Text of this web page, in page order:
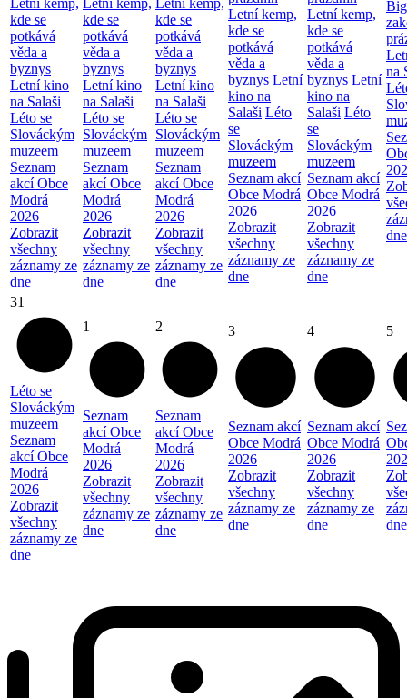
kde se
potkává
věda a
byznys
Letní kino
na Salaši
Léto se
Slováckým
muzeem
Seznam
akcí Obce
Modrá
2026
Zobrazit
všechny
záznamy ze
dne
kde se
potkává
věda a
byznys
Letní kino
na Salaši
Léto se
Slováckým
muzeem
Seznam
akcí Obce
Modrá
2026
Zobrazit
všechny
záznamy ze
dne
kde se
potkává
věda a
byznys
Letní kino
na Salaši
Léto se
Slováckým
muzeem
Seznam
akcí Obce
Modrá
2026
Zobrazit
všechny
záznamy ze
dne
Letní kemp,
kde se
potkává
věda a
byznys Letní
kino na
Salaši Léto
se
Slováckým
muzeem
Seznam akcí
Obce Modrá
2026
Zobrazit
všechny
záznamy ze
dne
Letní kemp,
kde se
potkává
věda a
byznys Letní
kino na
Salaši Léto
se
Slováckým
muzeem
Seznam akcí
Obce Modrá
2026
Zobrazit
všechny
záznamy ze
dne
na
dne
31
Léto se
Slováckým
muzeem
Seznam
akcí Obce
Modrá
2026
Zobrazit
všechny
záznamy ze
dne
1
Seznam
akcí Obce
Modrá
2026
Zobrazit
všechny
záznamy ze
dne
2
Seznam
akcí Obce
Modrá
2026
Zobrazit
všechny
záznamy ze
dne
3
Seznam akcí
Obce Modrá
2026
Zobrazit
všechny
záznamy ze
dne
4
Seznam akcí
Obce Modrá
2026
Zobrazit
všechny
záznamy ze
dne
5
dne